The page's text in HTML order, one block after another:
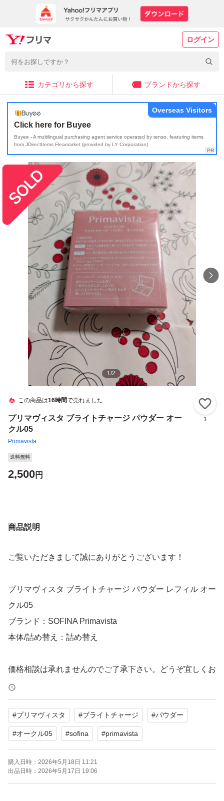
ログイン
カテゴリから探す ブランドから探す
Click here for Buyee
Buyee - A multilingual purchasing agent service operated by tenso, featuring items
from JDirectItems Fleamarket (provided by LY Corporation)
Overseas Visitors
1/2
この商品は16時間で売れました
プリマヴィスタ ブライトチャージ パウダー オー
クル05
Primavista
1
送料無料
2,500円
商品説明
ご覧いただきまして誠にありがとうございます！
プリマヴィスタ ブライトチャージ パウダー レフィル オー
クル05
ブランド：SOFINA Primavista
本体/詰め替え：詰め替え
価格相談は承れませんのでご了承下さい。どうぞ宜しくお
願いいたします(^^)
#プリマヴィスタ #ブライトチャージ #パウダー
#オークル05 #sofina #primavista
購入日時： 2026年5月18日 11:21
出品日時： 2026年5月17日 19:06